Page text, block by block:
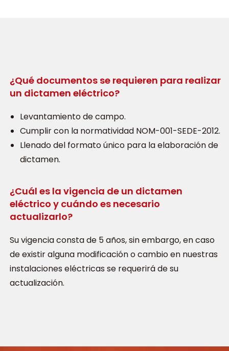
¿Qué documentos se requieren para realizar
un dictamen eléctrico?
Levantamiento de campo.
Cumplir con la normatividad NOM-001-SEDE-2012.
Llenado del formato único para la elaboración de
dictamen.
¿Cuál es la vigencia de un dictamen
eléctrico y cuándo es necesario
actualizarlo?
Su vigencia consta de 5 años, sin embargo, en caso
de existir alguna modificación o cambio en nuestras
instalaciones eléctricas se requerirá de su
actualización.